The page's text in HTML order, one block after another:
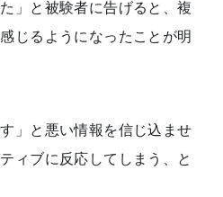
」と被験者に告げると、複
じるようになったことが明
」と悪い情報を信じ込ませ
ィブに反応してしまう、と